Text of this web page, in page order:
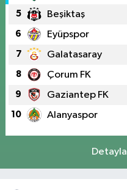
5 Beşiktaş
6 Eyüpspor
7 Galatasaray
8 Çorum FK
9 Gaziantep FK
10 Alanyaspor